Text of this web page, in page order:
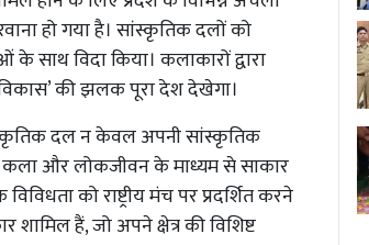
हो गया है। सांस्कृतिक दलों को
साथ विदा किया। कलाकारों द्वारा
की झलक पूरा देश देखेगा।
दल न केवल अपनी सांस्कृतिक
कला और लोकजीवन के माध्यम से साकार
को राष्ट्रीय मंच पर प्रदर्शित करने
हैं, जो अपने क्षेत्र की विशिष्ट